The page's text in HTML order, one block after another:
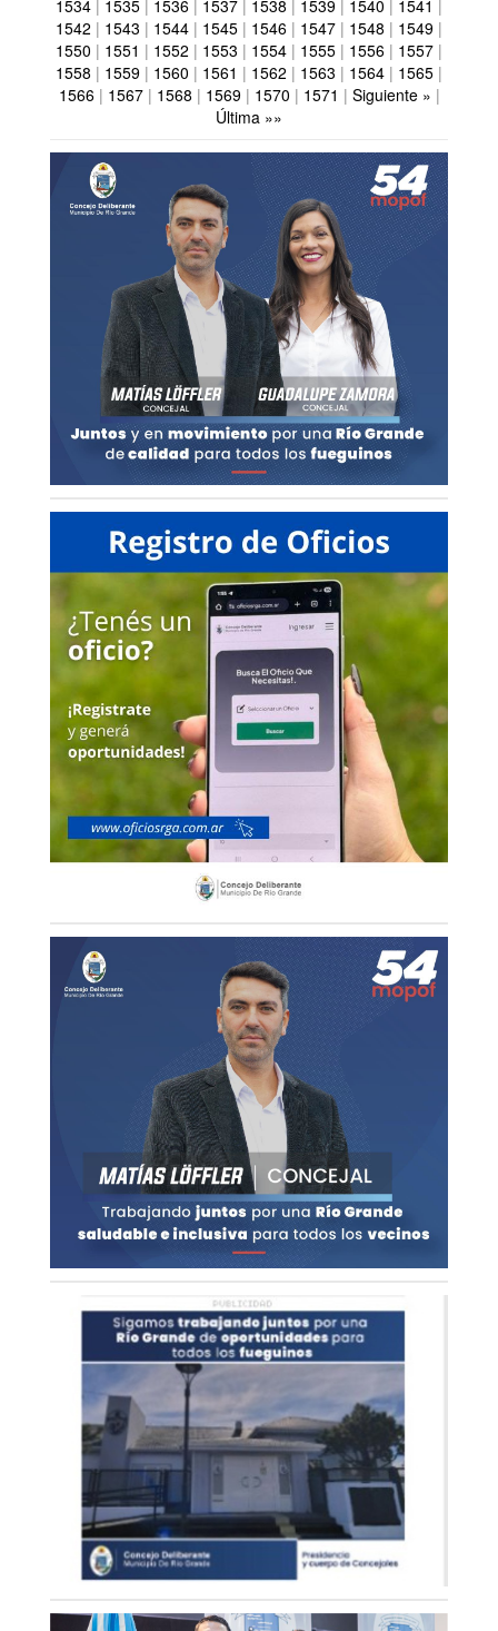
1534 1535 1536 1537 1538 1539 1540 1541
1542 | 1543 | 1544 | 1545 | 1546 | 1547 | 1548 | 1549 |
1550 | 1551 | 1552 | 1553 | 1554 | 1555 | 1556 | 1557 |
1558 | 1559 | 1560 | 1561 | 1562 | 1563 | 1564 | 1565 |
1566| 1567| 1568 | 1569| 1570 | 1571 | Siguiente » |
Última »»